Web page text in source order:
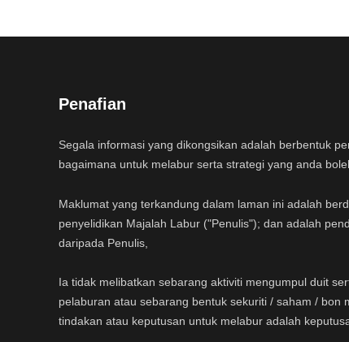
Penafian
Segala informasi yang dikongsikan adalah berbentuk
bagaimana untuk melabur serta strategi yang anda
Maklumat yang terkandung dalam laman ini adalah
penyelidikan Majalah Labur ("Penulis"); dan adalah
daripada Penulis,
Ia tidak melibatkan sebarang aktiviti mengumpul duit
pelaburan atau sebarang bentuk sekuriti / saham / bon
tindakan atau keputusan untuk melabur adalah